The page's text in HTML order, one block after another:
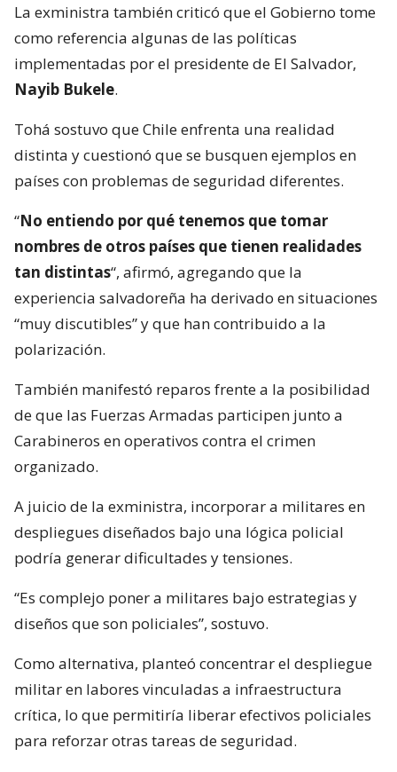
La exministra también criticó que el Gobierno tome
como referencia algunas de las políticas
implementadas por el presidente de El Salvador,
Nayib Bukele.
Tohá sostuvo que Chile enfrenta una realidad
distinta y cuestionó que se busquen ejemplos en
países con problemas de seguridad diferentes.
“No entiendo por qué tenemos que tomar
nombres de otros países que tienen realidades
tan distintas“, afirmó, agregando que la
experiencia salvadoreña ha derivado en situaciones
“muy discutibles” y que han contribuido a la
polarización.
También manifestó reparos frente a la posibilidad
de que las Fuerzas Armadas participen junto a
Carabineros en operativos contra el crimen
organizado.
A juicio de la exministra, incorporar a militares en
despliegues diseñados bajo una lógica policial
podría generar dificultades y tensiones.
“Es complejo poner a militares bajo estrategias y
diseños que son policiales”, sostuvo.
Como alternativa, planteó concentrar el despliegue
militar en labores vinculadas a infraestructura
crítica, lo que permitiría liberar efectivos policiales
para reforzar otras tareas de seguridad.